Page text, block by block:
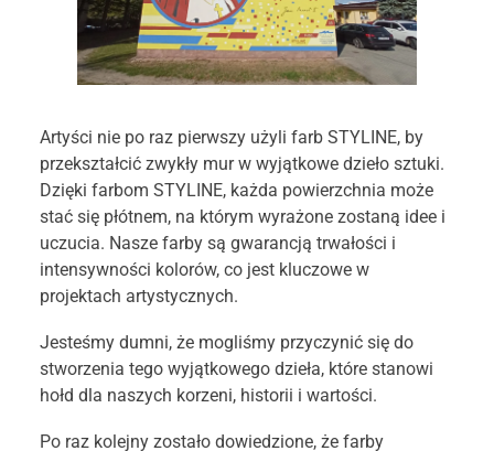
Artyści nie po raz pierwszy użyli farb STYLINE, by
przekształcić zwykły mur w wyjątkowe dzieło sztuki.
Dzięki farbom STYLINE, każda powierzchnia może
stać się płótnem, na którym wyrażone zostaną idee i
uczucia. Nasze farby są gwarancją trwałości i
intensywności kolorów, co jest kluczowe w
projektach artystycznych.
Jesteśmy dumni, że mogliśmy przyczynić się do
stworzenia tego wyjątkowego dzieła, które stanowi
hołd dla naszych korzeni, historii i wartości.
Po raz kolejny zostało dowiedzione, że farby